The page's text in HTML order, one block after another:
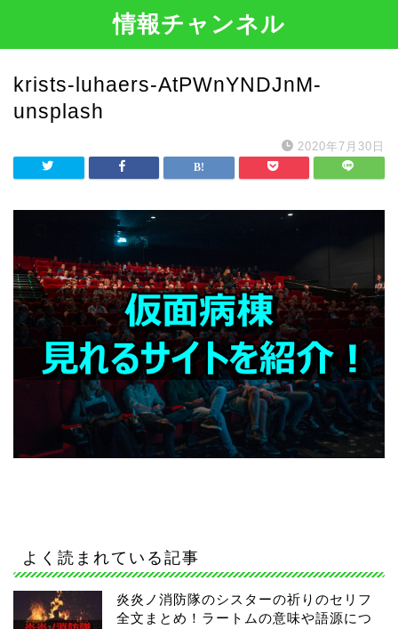
情報チャンネル
krists-luhaers-AtPWnYNDJnM-
unsplash
2020年7月30日
よく読まれている記事
炎炎ノ消防隊のシスターの祈りのセリフ
全文まとめ！ラートムの意味や語源につ